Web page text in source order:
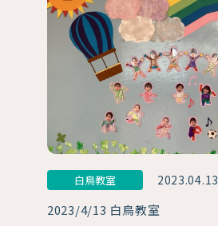
白鳥教室 2023.04.13
2023/4/13 白鳥教室